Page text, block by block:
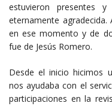
estuvieron presentes
eternamente
en ese momento y de
fue de Jesús Romero.
Desde el inicio hicimos
nos ayudaba con el
participaciones en la